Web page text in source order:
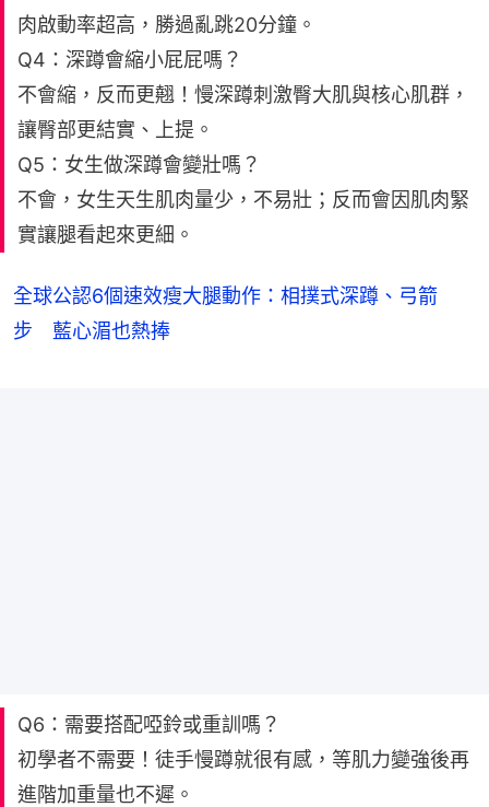
肉啟動率超高，勝過亂跳20分鐘。
Q4：深蹲會縮小屁屁嗎？
不會縮，反而更翹！慢深蹲刺激臀大肌與核心肌群，
讓臀部更結實、上提。
Q5：女生做深蹲會變壯嗎？
不會，女生天生肌肉量少，不易壯；反而會因肌肉緊
實讓腿看起來更細。
全球公認6個速效瘦大腿動作：相撲式深蹲、弓箭
步 藍心湄也熱捧
Q6：需要搭配啞鈴或重訓嗎？
初學者不需要！徒手慢蹲就很有感，等肌力變強後再
進階加重量也不遲。